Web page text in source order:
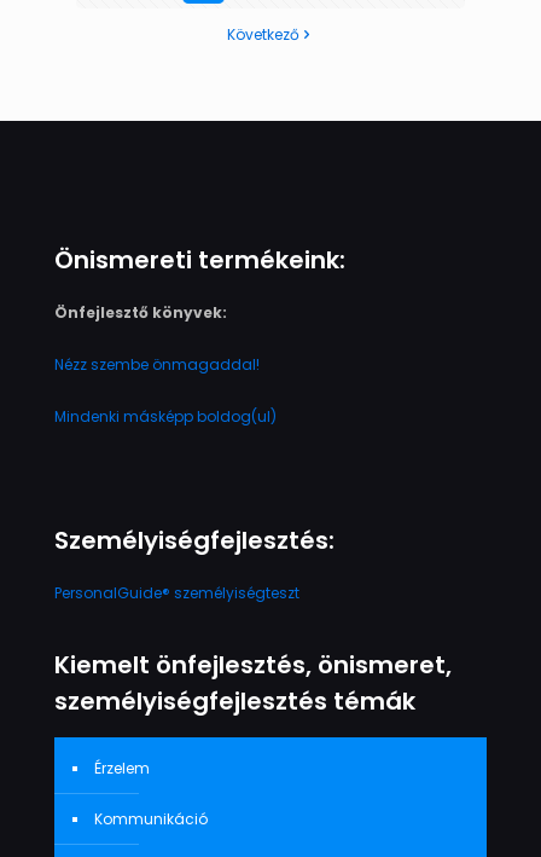
Következő
Önismereti termékeink:
Önfejlesztő könyvek:
Nézz szembe önmagaddal!
Mindenki másképp boldog(ul)
Személyiségfejlesztés:
PersonalGuide® személyiségteszt
Kiemelt önfejlesztés, önismeret,
személyiségfejlesztés témák
Érzelem
Kommunikáció